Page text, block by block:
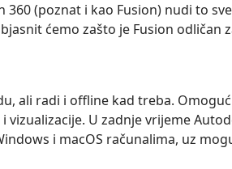
(poznat i kao Fusion) nudi to
ćemo zašto je Fusion odličan
ali radi i offline kad treba.
U zadnje vrijeme
i macOS računalima, uz